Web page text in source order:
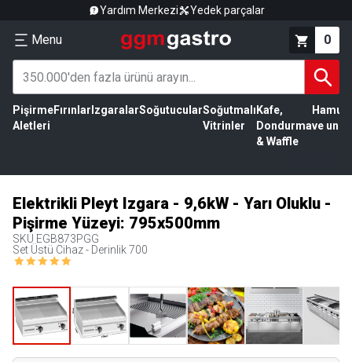
Yardım Merkezi Yedek parçalar
Menu 0
Pişirme
Aletleri
Fırınlar IzgaralarSoğutucularSoğutmalı
Vitrinler
Kafe,
Dondurma
& Waffle
Hamur
ve un
Elektrikli Pleyt Izgara - 9,6kW - Yarı Oluklu -
Pişirme Yüzeyi: 795x500mm
SKU EGB873PGG
Set Üstü Cihaz - Derinlik 700